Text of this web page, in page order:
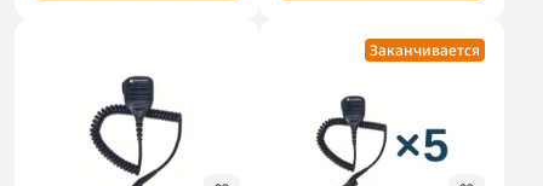
Заканчивается